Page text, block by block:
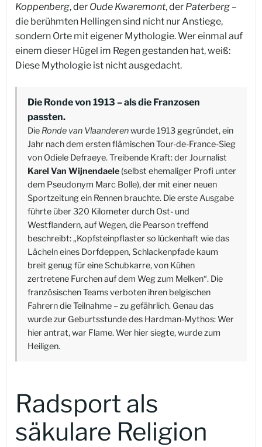
Koppenberg, der Oude Kwaremont, der Paterberg –
die berühmten Hellingen sind nicht nur Anstiege,
sondern Orte mit eigener Mythologie. Wer einmal auf
einem dieser Hügel im Regen gestanden hat, weiß:
Diese Mythologie ist nicht ausgedacht.
Die Ronde von 1913 – als die Franzosen
passten.
Die Ronde van Vlaanderenwurde 1913 gegründet, ein
Jahr nach dem ersten flämischen Tour-de-France-Sieg
von Odiele Defraeye. Treibende Kraft: der Journalist
Karel Van Wijnendaele (selbst ehemaliger Profi unter
dem Pseudonym Marc Bolle), der mit einer neuen
Sportzeitung ein Rennen brauchte. Die erste Ausgabe
führte über 320 Kilometer durch Ost- und
Westflandern, auf Wegen, die Pearson treffend
beschreibt: „Kopfsteinpflaster so lückenhaft wie das
Lächeln eines Dorfdeppen, Schlackenpfade kaum
breit genug für eine Schubkarre, von Kühen
zertretene Furchen auf dem Weg zum Melken“. Die
französischen Teams verboten ihren belgischen
Fahrern die Teilnahme – zu gefährlich. Genau das
wurde zur Geburtsstunde des Hardman-Mythos: Wer
hier antrat, war Flame. Wer hier siegte, wurde zum
Heiligen.
Radsport als
säkulare Religion